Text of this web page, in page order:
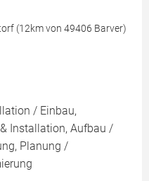
(12km von 49406 Barver)
/ Einbau,
Installation, Aufbau /
Planung /